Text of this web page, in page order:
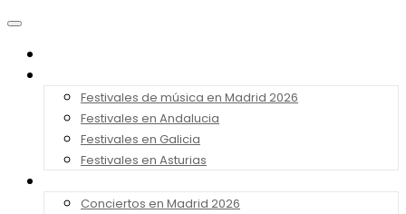
Festivales de música en Madrid 2026
Festivales en Andalucia
Festivales en Galicia
Festivales en Asturias
Conciertos en Madrid 2026